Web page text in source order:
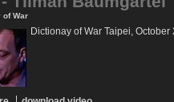
of War
Dictionay of War Taipei, October